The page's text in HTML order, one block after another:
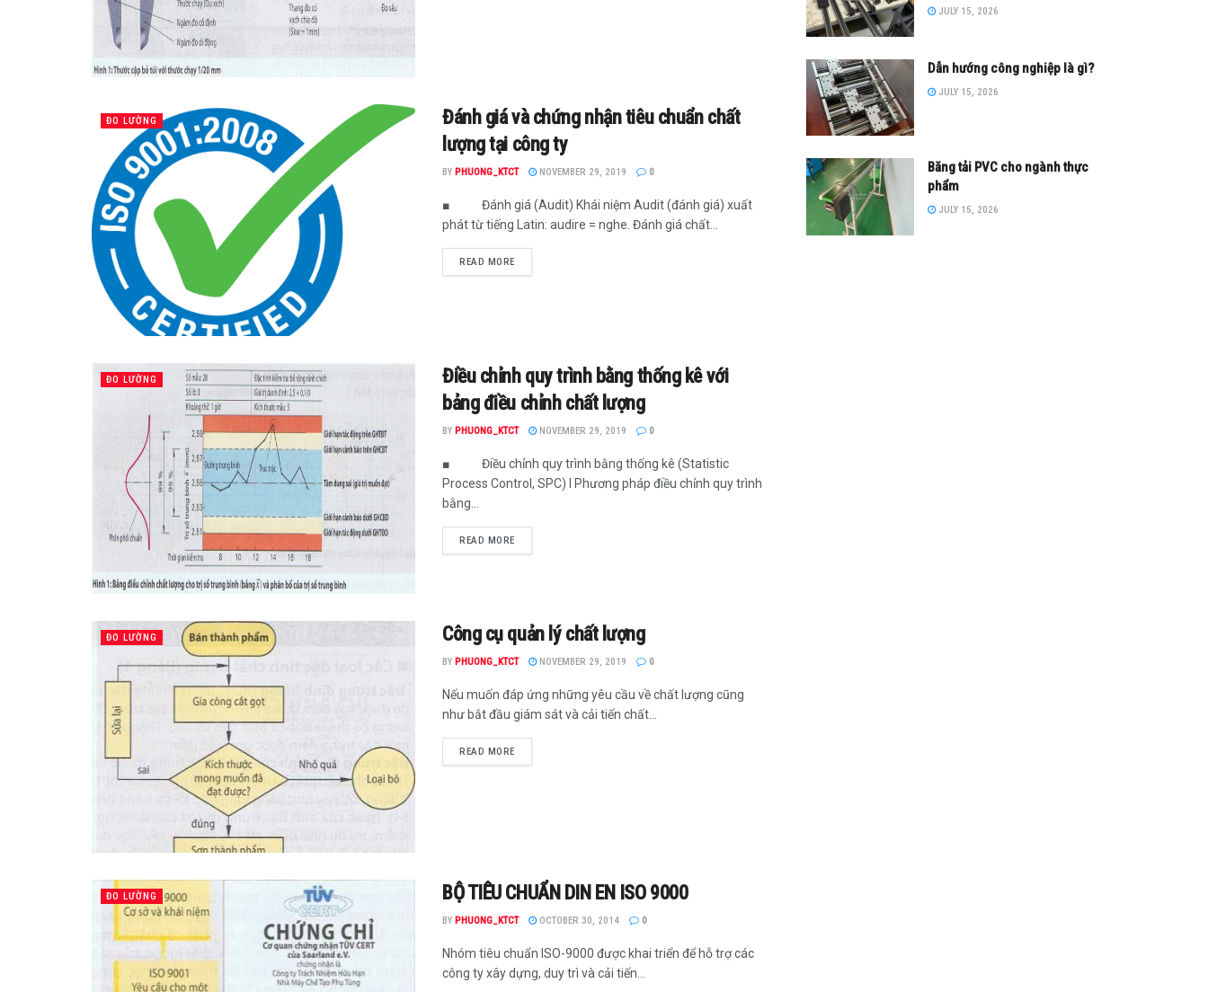
ĐO LƯỜNG
Đánh giá và chứng nhận tiêu chuẩn chất
lượng tại công ty
BY PHUONG_KTCT NOVEMBER 29, 2019 0
■ Đánh giá (Audit) Khái niệm Audit (đánh giá) xuất
phát từ tiếng Latin: audire = nghe. Đánh giá chất...
READ MORE
ĐO LƯỜNG
Điều chỉnh quy trình bằng thống kê với
bảng điều chỉnh chất lượng
BY PHUONG_KTCT NOVEMBER 29, 2019 0
■ Điều chỉnh quy trình bằng thống kê (Statistic
Process Control, SPC) I Phương pháp điều chỉnh quy trình
bằng...
READ MORE
ĐO LƯỜNG Công cụ quản lý chất lượng
BY PHUONG_KTCT NOVEMBER 29, 2019 0
Nếu muốn đáp ứng những yêu cầu về chất lượng cũng
như bắt đầu giám sát và cải tiến chất...
READ MORE
ĐO LƯỜNG BỘ TIÊU CHUẨN DIN EN ISO 9000
BY PHUONG_KTCT OCTOBER 30, 2014 0
Nhóm tiêu chuẩn ISO-9000 được khai triển để hỗ trợ các
công ty xây dựng, duy trì và cải tiến...
JULY 15, 2026
Dẫn hướng công nghiệp là gì?
JULY 15, 2026
Băng tải PVC cho ngành thực
phẩm
JULY 15, 2026